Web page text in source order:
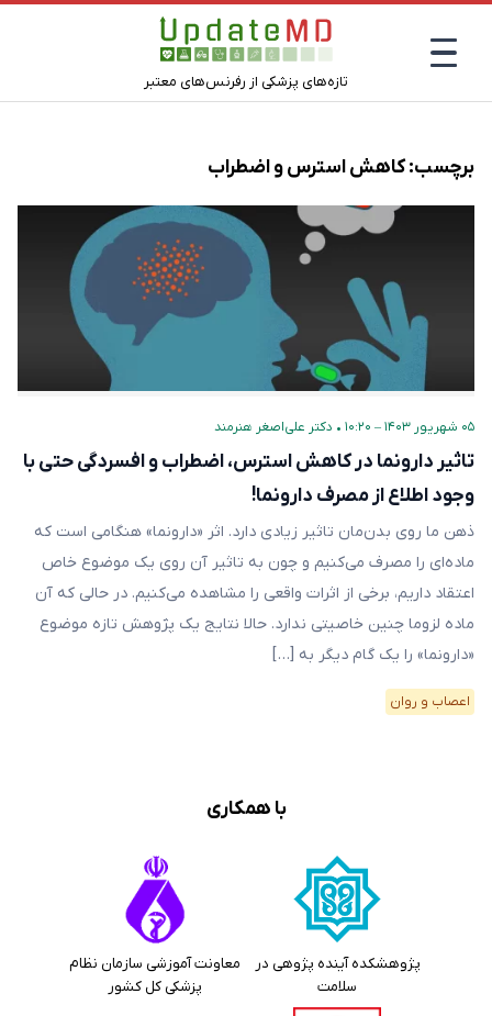
تازه‌های پزشکی از رفرنس‌های معتبر
برچسب:کاهش استرس و اضطراب
۰۵ شهریور ۱۴۰۳ – ۱۰:۲۰ • دکتر علی‌اصغر هنرمند
تاثیر دارونما در کاهش استرس، اضطراب و افسردگی حتی با
وجود اطلاع از مصرف دارونما!
ذهن ما روی بدن‌مان تاثیر زیادی دارد. اثر «دارونما» هنگامی است که
ماده‌ای را مصرف می‌کنیم و چون به تاثیر آن روی یک موضوع خاص
اعتقاد داریم، برخی از اثرات واقعی را مشاهده می‌کنیم. در حالی که آن
ماده لزوما چنین خاصیتی ندارد. حالا نتایج یک پژوهش تازه موضوع
«دارونما» را یک گام دیگر به […]
اعصاب و روان
با همکاری
پژوهشکده آینده پژوهی در
سلامت
معاونت آموزشی سازمان نظام
پزشکی کل کشور